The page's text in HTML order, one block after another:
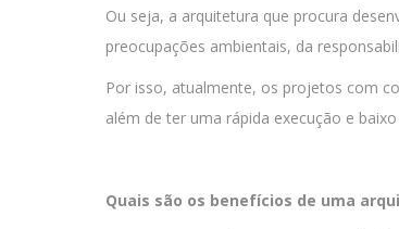
Ou seja, a arquitetura que procura
preocupações ambientais, da
Por isso, atualmente, os projetos com
além de ter uma rápida execução e
Quais são os benefícios de uma